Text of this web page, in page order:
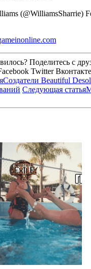
(@WilliamsSharrie)
Поделитесь с
Twitter Вконтакте
Создатели Beautiful
Следующая статья